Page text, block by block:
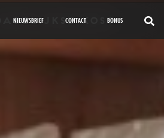
NIEUWSBRIEF CONTACT BONUS